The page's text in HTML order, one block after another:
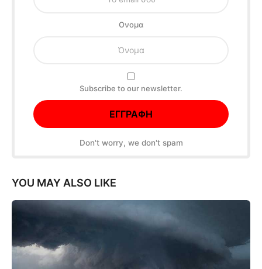
Oνομα
Subscribe to our newsletter.
Don't worry, we don't spam
YOU MAY ALSO LIKE